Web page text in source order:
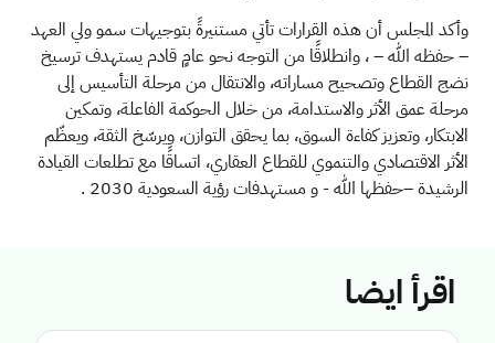
وأكد المجلس أن هذه القرارات تأتي مستنيرةً بتوجيهات سمو ولي العهد
– حفظه الله – ، وانطلاقًا من التوجه نحو عامٍ قادم يستهدف ترسيخ
نضج القطاع وتصحيح مساراته، والانتقال من مرحلة التأسيس إلى
مرحلة عمق الأثر والاستدامة، من خلال الحوكمة الفاعلة، وتمكين
الابتكار، وتعزيز كفاءة السوق، بما يحقق التوازن، ويرسّخ الثقة، ويعظّم
الأثر الاقتصادي والتنموي للقطاع العقاري، اتساقًا مع تطلعات القيادة
الرشيدة –حفظها الله - و مستهدفات رؤية السعودية 2030 .
اقرأ ايضا